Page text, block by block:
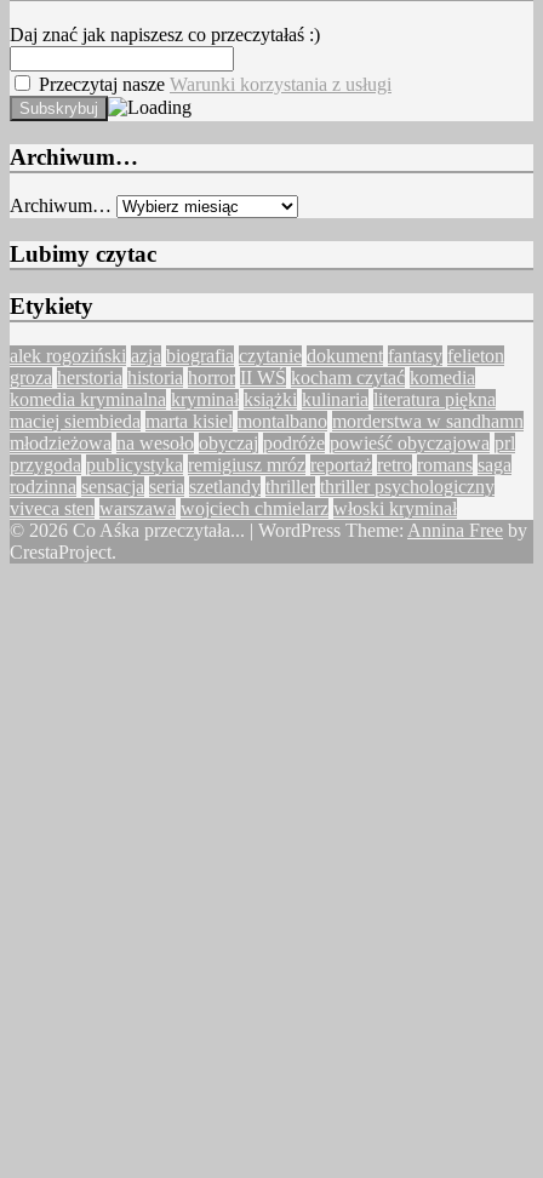
Daj znać jak napiszesz co przeczytałaś :)
Przeczytaj nasze Warunki korzystania z usługi
Archiwum…
Archiwum…
Lubimy czytac
Etykiety
alek rogoziński azja biografia czytanie dokument fantasy felieton
groza herstoria historia horror II WŚ kocham czytać komedia
komedia kryminalna kryminał książki kulinaria literatura piękna
maciej siembieda marta kisiel montalbano morderstwa w sandhamn
młodzieżowa na wesoło obyczaj podróże powieść obyczajowa prl
przygoda publicystyka remigiusz mróz reportaż retro romans saga
rodzinna sensacja seria szetlandy thriller thriller psychologiczny
viveca sten warszawa wojciech chmielarz włoski kryminał
© 2026 Co Aśka przeczytała... | WordPress Theme: Annina Free by
CrestaProject.